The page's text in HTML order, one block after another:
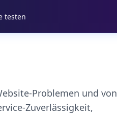
testen
Problemen und von
Zuverlässigkeit,